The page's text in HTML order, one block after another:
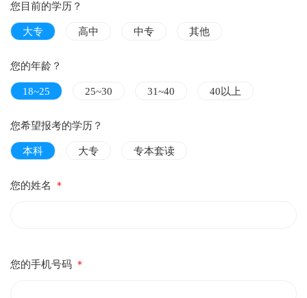
您目前的学历？
大专 高中 中专 其他
您的年龄？
18~25 25~30 31~40 40以上
您希望报考的学历？
本科 大专 专本套读
您的姓名 ＊
您的手机号码 ＊